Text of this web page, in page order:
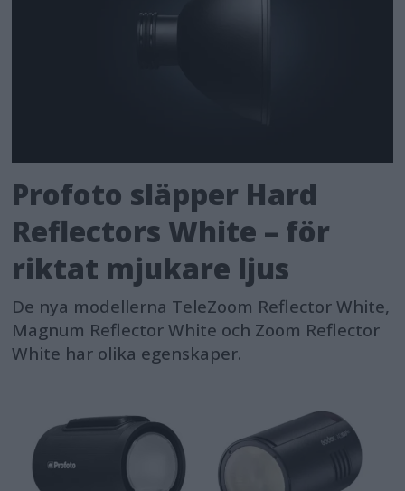
Profoto släpper Hard
Reflectors White – för
riktat mjukare ljus
De nya modellerna TeleZoom Reflector White,
Magnum Reflector White och Zoom Reflector
White har olika egenskaper.